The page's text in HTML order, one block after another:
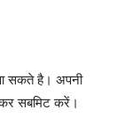
सकते है। अपनी
सबमिट करें।